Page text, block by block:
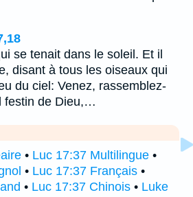
se tenait dans le soleil. Et il
disant à tous les oiseaux qui
du ciel: Venez, rassemblez-
festin de Dieu,…
• Luc 17:37 Multilingue •
• Luc 17:37 Français •
• Luc 17:37 Chinois • Luke